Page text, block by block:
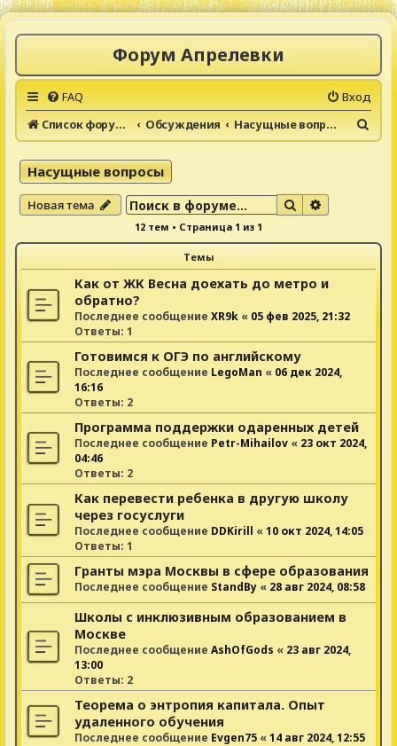
Форум Апрелевки
FAQ
Вход
Список форумов
Обсуждения Насущные вопросы
о
Насущные вопросы
Новая тема Поиск
12 тем • Страница 1 из 1
Темы
Как от ЖК Весна доехать до метро и
обратно?
Последнее сообщение XR9k « 05 фев 2025, 21:32
Ответы: 1
Готовимся к ОГЭ по английскому
Последнее сообщение LegoMan « 06 дек 2024,
16:16
Ответы: 2
Программа поддержки одаренных детей
Последнее сообщение Petr-Mihailov « 23 окт 2024,
04:46
Ответы: 2
Как перевести ребенка в другую школу
через госуслуги
Последнее сообщение DDKirill «10 окт 2024, 14:05
Ответы: 1
Гранты мэра Москвы в сфере образования
Последнее сообщение StandBy « 28 авг 2024, 08:58
Школы с инклюзивным образованием в
Москве
Последнее сообщение AshOfGods « 23 авг 2024,
13:00
Ответы: 2
Теорема о энтропия капитала. Опыт
удаленного обучения
Последнее сообщение Evgen75 «14 авг 2024, 12:55